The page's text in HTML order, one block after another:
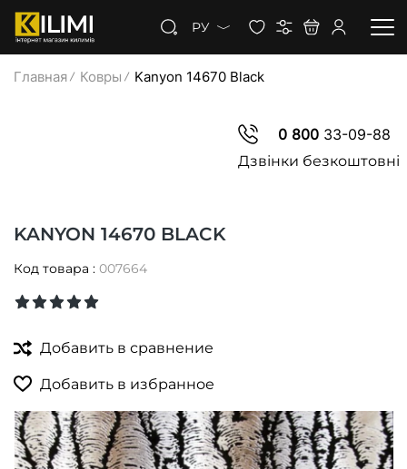
РУ
Главная Ковры Kanyon 14670 Black
0 80033-09-88
Дзвінки безкоштовні
KANYON 14670 BLACK
Код товара : 007664
Добавить в сравнение
Добавить в избранное